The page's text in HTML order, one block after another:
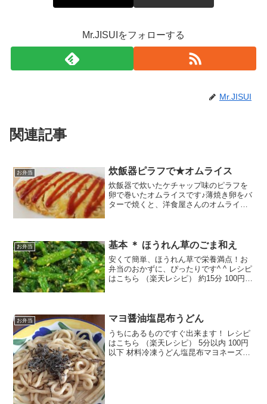
Mr.JISUIをフォローする
Mr.JISUI
関連記事
お弁当 炊飯器ピラフで★オムライス
炊飯器で炊いたケチャップ味のピラフを
卵で巻いたオムライスです♪薄焼き卵をバ
ターで焼くと、洋食屋さんのオムライス
ィンナ...
お弁当 基本 ＊ ほうれん草のごま和え
安くて簡単、ほうれん草で栄養満点！お
弁当のおかずに、ぴったりです^ ^ レシピ
はこちら （楽天レシピ） 約15分 100円以
お弁当 マヨ醤油塩昆布うどん
うちにあるものですぐ出来ます！ レシピ
はこちら （楽天レシピ） 5分以内 100円
以下 材料冷凍うどん塩昆布マヨネーズ醤